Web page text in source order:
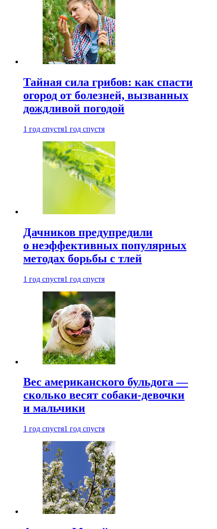
Тайная сила грибов: как спасти
огород от болезней, вызванных
дождливой погодой
1 год спустя1 год спустя
Дачников предупредили
о неэффективных популярных
методах борьбы с тлей
1 год спустя1 год спустя
Вес американского бульдога —
сколько весят собаки-девочки
и мальчики
1 год спустя1 год спустя